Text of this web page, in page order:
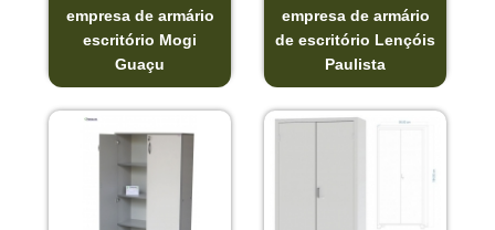
empresa de armário
escritório Mogi
Guaçu
empresa de armário
de escritório Lençóis
Paulista